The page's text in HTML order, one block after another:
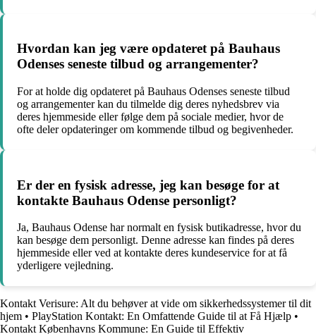
Hvordan kan jeg være opdateret på Bauhaus
Odenses seneste tilbud og arrangementer?
For at holde dig opdateret på Bauhaus Odenses seneste tilbud
og arrangementer kan du tilmelde dig deres nyhedsbrev via
deres hjemmeside eller følge dem på sociale medier, hvor de
ofte deler opdateringer om kommende tilbud og begivenheder.
Er der en fysisk adresse, jeg kan besøge for at
kontakte Bauhaus Odense personligt?
Ja, Bauhaus Odense har normalt en fysisk butikadresse, hvor du
kan besøge dem personligt. Denne adresse kan findes på deres
hjemmeside eller ved at kontakte deres kundeservice for at få
yderligere vejledning.
Kontakt Verisure: Alt du behøver at vide om sikkerhedssystemer til dit
hjem • PlayStation Kontakt: En Omfattende Guide til at Få Hjælp •
Kontakt Københavns Kommune: En Guide til Effektiv